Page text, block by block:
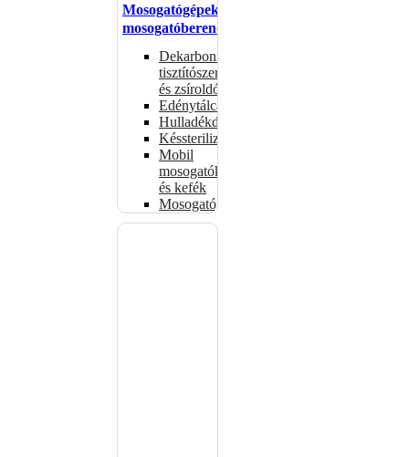
Mosogatógépek,
mosogatóberendezések
Dekarbonizáló
tisztítószerek
és zsíroldók
Edénytálcák
Hulladékdarálók
Késsterilizátorok
Mobil
mosogatók
és kefék
Mosogatógépkosarak